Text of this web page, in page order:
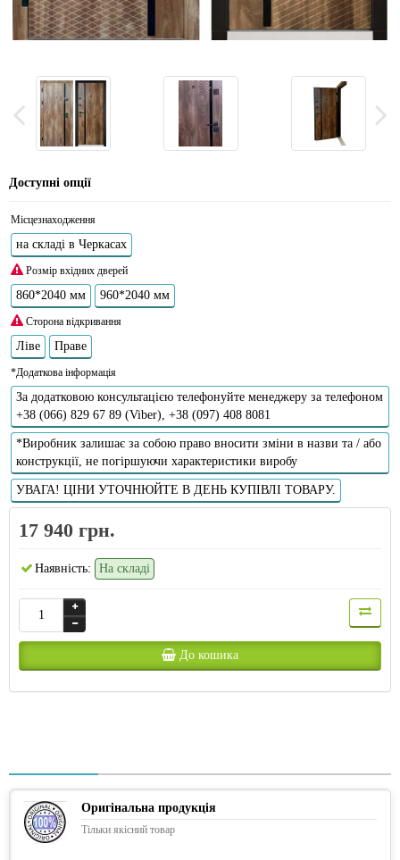
Доступні опції
Місцезнаходження
на складі в Черкасах
Розмір вхідних дверей
860*2040 мм 960*2040 мм
Сторона відкривання
Ліве Праве
*Додаткова інформація
За додатковою консультацією телефонуйте менеджеру за телефоном
+38 (066) 829 67 89 (Viber), +38 (097) 408 8081
*Виробник залишає за собою право вносити зміни в назви та / або
конструкції, не погіршуючи характеристики виробу
УВАГА! ЦІНИ УТОЧНЮЙТЕ В ДЕНЬ КУПІВЛІ ТОВАРУ.
17 940 грн.
Наявність: На складі
До кошика
Оригінальна продукція
Тільки якісний товар